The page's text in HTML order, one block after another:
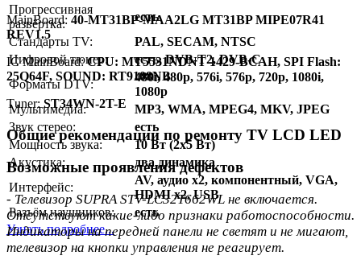
Прогрессивная
развёртка:
есть
Стандарты TV:
PAL, SECAM, NTSC
Цифровой тюнер:
есть, DVB-T2, DVB-C
Форматы DTV:
480i, 480p, 576i, 576p, 720p, 1080i,
1080p
Мультимедиа:
MP3, WMA, MPEG4, MKV, JPEG
Звук стерео:
есть
Мощность звука:
10 Вт (2x5 Вт)
Акустика:
два динамика
Интерфейс:
AV, аудио x2, компонентный, VGA,
HDMI x2, USB
Разъём наушников:
есть
Узнать подробнее...
MainBoard: 40-MT31BP-MAA2LG MT31BP MIPE07R41
REV1.5
IC MainBoard:CPU: MT5531NDNT 1429-BCAH, SPI Flash:
25Q64F, SOUND: RT9108NB
Тuner: ST34WN-2T-E
Общие рекомендации по ремонту TV LCD LED
Возможные проявления дефектов
- Телевизор SUPRA STV-LC32T662WL не включается.
Отсутствуют какие-либо признаки работоспособности.
Индикаторы на передней панели не светят и не мигают,
телевизор на кнопки управления не реагирует.